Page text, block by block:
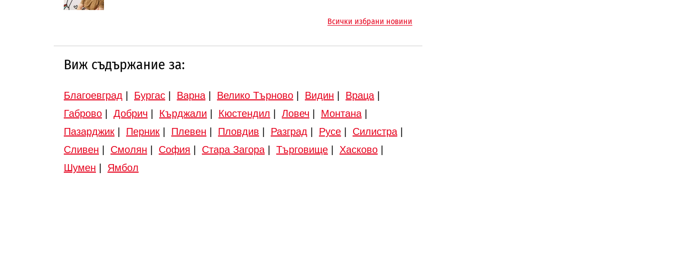
Всички избрани новини
Виж съдържание за:
Благоевград Бургас Варна Велико Търново Видин Враца
Габрово
Добрич Кърджали Кюстендил Ловеч Монтана
Пазарджик
Перник Плевен Пловдив Разград Русе Силистра
Сливен
Смолян София Стара Загора Търговище Хасково
Шумен
Ямбол